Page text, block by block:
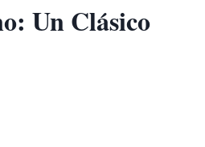
Un Clásico